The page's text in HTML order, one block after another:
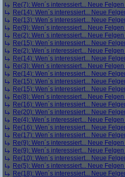
Re(7): Wen´s interessiert... Neue Felgen
Re(14): Wen´s interessiert... Neue
Re(13): Wen´s interessiert... Neue
Re(9): Wen´s interessiert... Neue Felgen
Re(2): Wen´s interessiert... Neue Felgen
Re(15): Wen´s interessiert... Neue
Re(2): Wen´s interessiert... Neue Felgen
Re(14): Wen´s interessiert... Neue
Re(3): Wen´s interessiert... Neue Felgen
Re(14): Wen´s interessiert... Neue
Re(15): Wen´s interessiert... Neue
Re(15): Wen´s interessiert... Neue
Re(8): Wen´s interessiert... Neue Felgen
Re(16): Wen´s interessiert... Neue
Re(20): Wen´s interessiert... Neue
Re(4): Wen´s interessiert... Neue Felgen
Re(16): Wen´s interessiert... Neue
Re(17): Wen´s interessiert... Neue
Re(9): Wen´s interessiert... Neue Felgen
Re(9): Wen´s interessiert... Neue Felgen
Re(10): Wen´s interessiert... Neue
Re(5): Wen´s interessiert... Neue Felgen
Re(18): Wen´s interessiert... Neue